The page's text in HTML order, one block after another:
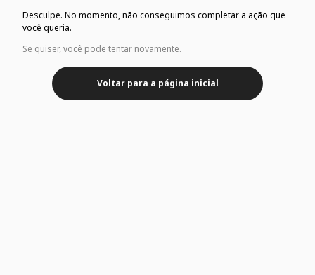
Desculpe. No momento, não conseguimos completar a ação que
você queria.
Se quiser, você pode tentar novamente.
Voltar para a página inicial